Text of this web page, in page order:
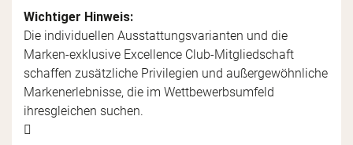
Wichtiger Hinweis:
Die individuellen Ausstattungsvarianten und die
Marken-exklusive Excellence Club-Mitgliedschaft
schaffen zusätzliche Privilegien und außergewöhnliche
Markenerlebnisse, die im Wettbewerbsumfeld
ihresgleichen suchen.